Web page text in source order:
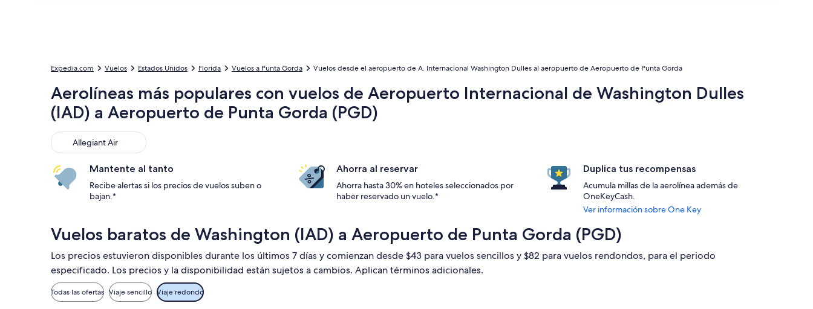
Expedia.com Vuelos Estados Unidos Florida Vuelos a Punta Gorda Vuelos desde el aeropuerto de A. Internacional Washington Dulles al aeropuerto de Aeropuerto de Punta Gorda
Aerolíneas más populares con vuelos de Aeropuerto Internacional de Washington Dulles
(IAD) a Aeropuerto de Punta Gorda (PGD)
Allegiant Air
Allegiant Air
Mantente al tanto
Recibe alertas si los precios de vuelos suben o
bajan.*
Ahorra al reservar
Ahorra hasta 30% en hoteles seleccionados por
haber reservado un vuelo.*
Duplica tus recompensas
Acumula millas de la aerolínea además de
OneKeyCash.
Ver información sobre One Key
Vuelos baratos de Washington (IAD) a Aeropuerto de Punta Gorda (PGD)
Los precios estuvieron disponibles durante los últimos 7 días y comienzan desde $43 para vuelos sencillos y $82 para vuelos rendondos, para el periodo
especificado. Los precios y la disponibilidad están sujetos a cambios. Aplican términos adicionales.
Todas las ofertas Viaje sencillo Viaje redondo